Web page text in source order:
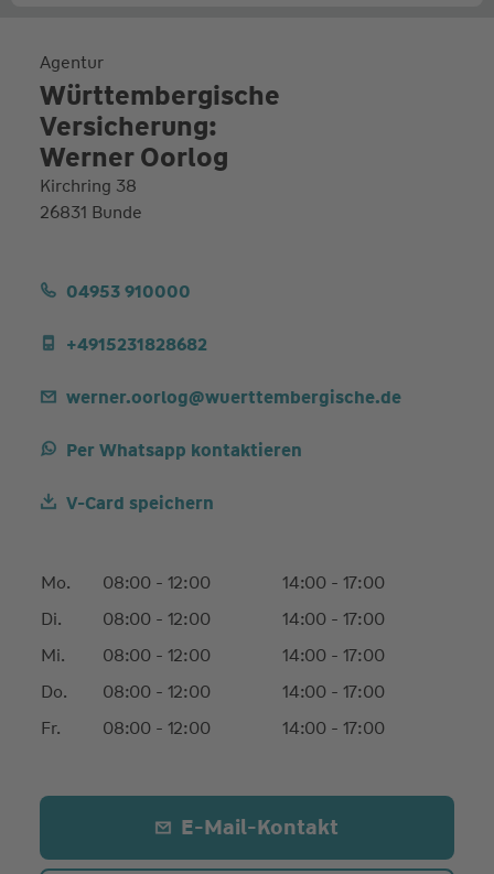
Agentur
Württembergische
Versicherung:
Werner Oorlog
Kirchring 38
26831 Bunde
04953 910000
+4915231828682
werner.oorlog@wuerttembergische.de
Per Whatsapp kontaktieren
V-Card speichern
Mo. 08:00 - 12:00
14:00 - 17:00
Di.
08:00 - 12:00
14:00 - 17:00
Mi.
08:00 - 12:00
14:00 - 17:00
Do.
08:00 - 12:00
14:00 - 17:00
Fr.
08:00 - 12:00 14:00 - 17:00
E-Mail-Kontakt